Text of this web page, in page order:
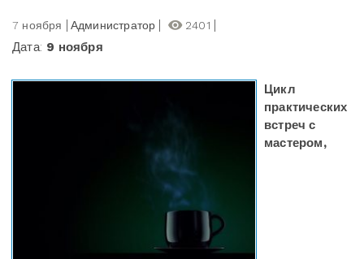
7 ноября Администратор 2401
Дата: 9 ноября
Цикл
практических
встреч с
мастером,